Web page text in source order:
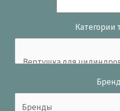
Категории